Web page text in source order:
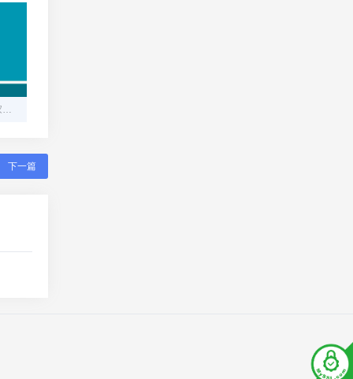
码支付：让个人与小微商家的收款难题迎刃而解
下一篇